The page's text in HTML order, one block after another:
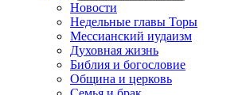
Новости
Недельные главы Торы
Мессианский иудаизм
Духовная жизнь
Библия и богословие
Община и церковь